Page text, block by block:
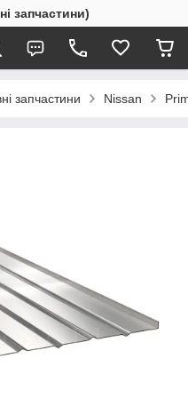
запчастини)
запчастини Nissan